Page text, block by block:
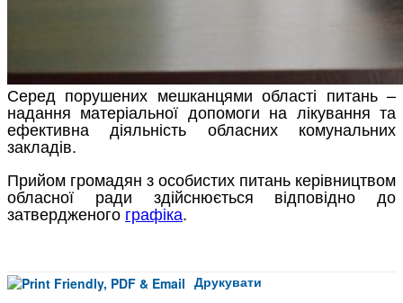
Серед порушених мешканцями області питань –
надання матеріальної допомоги на лікування та
ефективна діяльність обласних комунальних
закладів.
Прийом громадян з особистих питань керівництвом
обласної ради здійснюється відповідно до
затвердженогографіка.
Друкувати